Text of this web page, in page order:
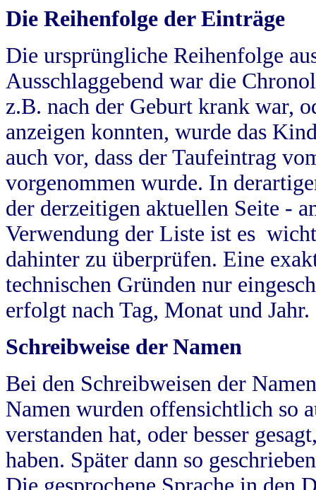
Die Reihenfolge der Einträge
Die ursprüngliche Reihenfolge
Ausschlaggebend war die
z.B. nach der Geburt krank war,
anzeigen konnten, wurde das
auch vor, dass der Taufeintrag
vorgenommen wurde. In
der derzeitigen aktuellen Seite -
Verwendung der Liste ist es
dahinter zu überprüfen. Eine
technischen Gründen nur
erfolgt nach Tag, Monat und Jahr.
Schreibweise der Namen
Bei den Schreibweisen der
Namen wurden offensichtlich so
verstanden hat, oder besser
haben. Später dann so